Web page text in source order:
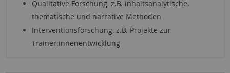
Qualitative Forschung, z.B. inhaltsanalytische,
thematische und narrative Methoden
Interventionsforschung, z.B. Projekte zur
Trainer:innenentwicklung